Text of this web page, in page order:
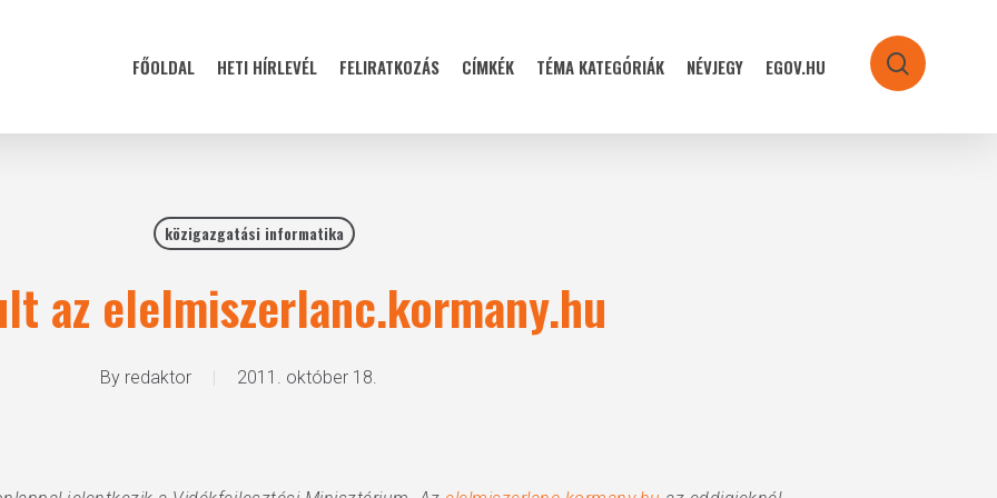
FŐOLDAL HETI HÍRLEVÉL FELIRATKOZÁS CÍMKÉK TÉMA KATEGÓRIÁK NÉVJEGY EGOV.HU search
közigazgatási informatika
az elelmiszerlanc.kormany.hu
By redaktor 2011. október 18.